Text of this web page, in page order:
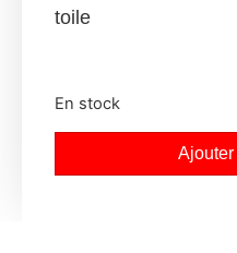
toile
En stock